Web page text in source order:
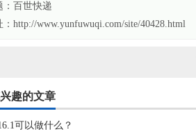
百世快递
http://www.yunfuwuqi.com/site/40428.html
趣的文章
可以做什么？